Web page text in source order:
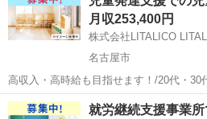
場駅から徒歩17分 印場駅/東尾張病院駅/大森
形態】常...
月収253,400円
株式会社LITALICO
名古屋市
高収入・高時給も目指せます！/20代・30
以上 【施設名】 株式会社LITALICO LITALICOジュニア名駅教室 【勤
務地】 愛知県 名古
愛知 名古屋市 介護士
就労継続支援事業